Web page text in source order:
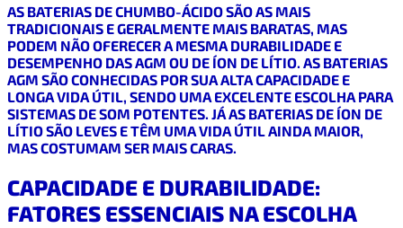
AS BATERIAS DE CHUMBO-ÁCIDO SÃO AS MAIS
TRADICIONAIS E GERALMENTE MAIS BARATAS, MAS
PODEM NÃO OFERECER A MESMA DURABILIDADE E
DESEMPENHO DAS AGM OU DE ÍON DE LÍTIO. AS BATERIAS
AGM SÃO CONHECIDAS POR SUA ALTA CAPACIDADE E
LONGA VIDA ÚTIL, SENDO UMA EXCELENTE ESCOLHA PARA
SISTEMAS DE SOM POTENTES. JÁ AS BATERIAS DE ÍON DE
LÍTIO SÃO LEVES E TÊM UMA VIDA ÚTIL AINDA MAIOR,
MAS COSTUMAM SER MAIS CARAS.
CAPACIDADE E DURABILIDADE:
FATORES ESSENCIAIS NA ESCOLHA